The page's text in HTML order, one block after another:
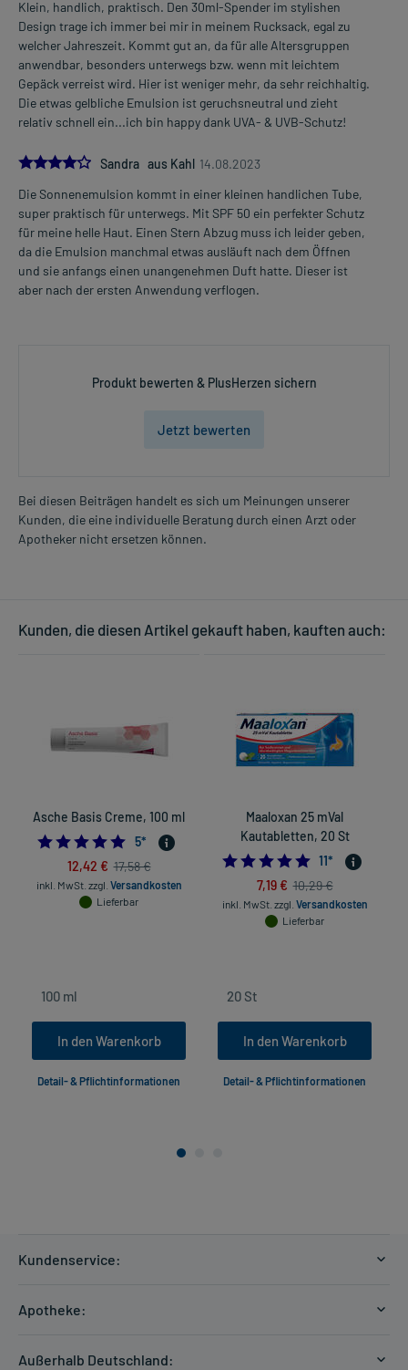
Klein, handlich, praktisch. Den 30ml-Spender im stylishen
Design trage ich immer bei mir in meinem Rucksack, egal zu
welcher Jahreszeit. Kommt gut an, da für alle Altersgruppen
anwendbar, besonders unterwegs bzw. wenn mit leichtem
Gepäck verreist wird. Hier ist weniger mehr, da sehr reichhaltig.
Die etwas gelbliche Emulsion ist geruchsneutral und zieht
relativ schnell ein...ich bin happy dank UVA- & UVB-Schutz!
4.0
Sandra aus Kahl 14.08.2023
Die Sonnenemulsion kommt in einer kleinen handlichen Tube,
super praktisch für unterwegs. Mit SPF 50 ein perfekter Schutz
für meine helle Haut. Einen Stern Abzug muss ich leider geben,
da die Emulsion manchmal etwas ausläuft nach dem Öffnen
und sie anfangs einen unangenehmen Duft hatte. Dieser ist
aber nach der ersten Anwendung verflogen.
Produkt bewerten & PlusHerzen sichern
Jetzt bewerten
Bei diesen Beiträgen handelt es sich um Meinungen unserer
Kunden, die eine individuelle Beratung durch einen Arzt oder
Apotheker nicht ersetzen können.
Kunden, die diesen Artikel gekauft haben, kauften auch:
Asche Basis Creme, 100 ml
5.0
5*
12,42 € 17,58 €
inkl. MwSt. zzgl. Versandkosten
Lieferbar
In den Warenkorb
Detail- & Pflichtinformationen
Maaloxan 25 mVal
Kautabletten, 20 St
11*
7,19 € 10,29 €
inkl. MwSt. zzgl. Versandkosten
Lieferbar
In den Warenkorb
Detail- & Pflichtinformationen
Kundenservice:
Zahlungsarten
Apotheke:
Außerhalb Deutschland: